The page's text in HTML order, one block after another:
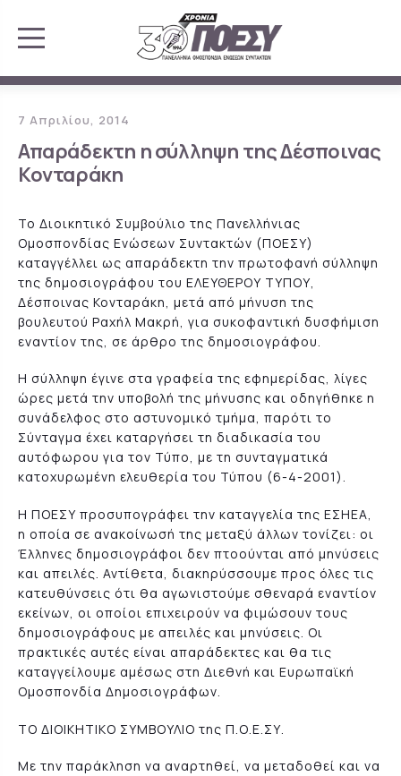
7 Απριλίου, 2014
Απαράδεκτη η σύλληψη της Δέσποινας
Κονταράκη
Το Διοικητικό Συμβούλιο της Πανελλήνιας
Ομοσπονδίας Ενώσεων Συντακτών (ΠΟΕΣΥ)
καταγγέλλει ως απαράδεκτη την πρωτοφανή σύλληψη
της δημοσιογράφου του ΕΛΕΥΘΕΡΟΥ ΤΥΠΟΥ,
Δέσποινας Κονταράκη, μετά από μήνυση της
βουλευτού Ραχήλ Μακρή, για συκοφαντική δυσφήμιση
εναντίον της, σε άρθρο της δημοσιογράφου.
Η σύλληψη έγινε στα γραφεία της εφημερίδας, λίγες
ώρες μετά την υποβολή της μήνυσης και οδηγήθηκε η
συνάδελφος στο αστυνομικό τμήμα, παρότι το
Σύνταγμα έχει καταργήσει τη διαδικασία του
αυτόφωρου για τον Τύπο, με τη συνταγματικά
κατοχυρωμένη ελευθερία του Τύπου (6-4-2001).
Η ΠΟΕΣΥ προσυπογράφει την καταγγελία της ΕΣΗΕΑ,
η οποία σε ανακοίνωσή της μεταξύ άλλων τονίζει: οι
Έλληνες δημοσιογράφοι δεν πτοούνται από μηνύσεις
και απειλές. Αντίθετα, διακηρύσσουμε προς όλες τις
κατευθύνσεις ότι θα αγωνιστούμε σθεναρά εναντίον
εκείνων, οι οποίοι επιχειρούν να φιμώσουν τους
δημοσιογράφους με απειλές και μηνύσεις. Οι
πρακτικές αυτές είναι απαράδεκτες και θα τις
καταγγείλουμε αμέσως στη Διεθνή και Ευρωπαϊκή
Ομοσπονδία Δημοσιογράφων.
ΤΟ ΔΙΟΙΚΗΤΙΚΟ ΣΥΜΒΟΥΛΙΟ της Π.Ο.Ε.ΣΥ.
Με την παράκληση να αναρτηθεί, να μεταδοθεί και να